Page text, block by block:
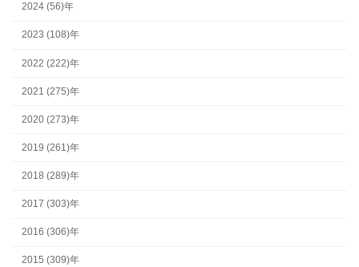
2024 (56)年
2023 (108)年
2022 (222)年
2021 (275)年
2020 (273)年
2019 (261)年
2018 (289)年
2017 (303)年
2016 (306)年
2015 (309)年